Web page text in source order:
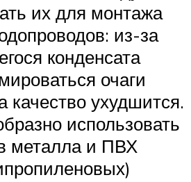
их для монтажа
из-за
конденсата
очаги
качество ухудшится.
использовать
металла и ПВХ